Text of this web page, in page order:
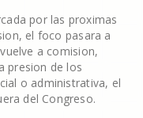
por las proximas
el foco pasara a
a comision,
presion de los
o administrativa, el
del Congreso.